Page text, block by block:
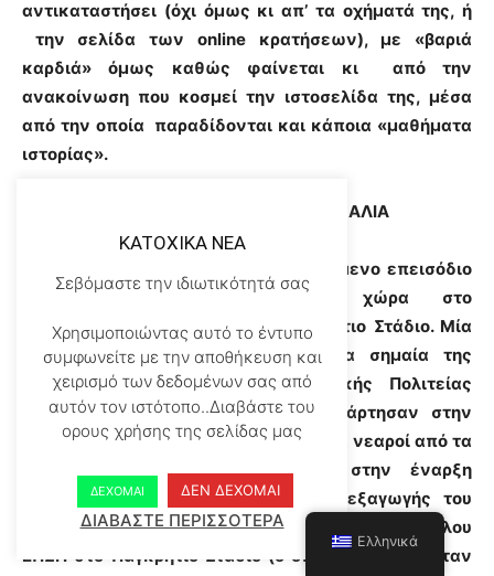
αντικαταστήσει (όχι όμως κι απ’ τα οχήματά της, ή
την σελίδα των online κρατήσεων), με «βαριά
καρδιά» όμως καθώς φαίνεται κι από την
ανακοίνωση που κοσμεί την ιστοσελίδα της, μέσα
από την οποία παραδίδονται και κάποια «μαθήματα
ιστορίας».
ΠΑΓΚΡΗΤΙΟ ΣΤΑΔΙΟ – ΝΕΑΡΟΙ ΑΠΟ ΤΑ ΜΑΛΙΑ
Το επόμενο επεισόδιο
έλαβε χώρα στο
Παγκρήτιο Στάδιο. Μία
τεράστια σημαία της
Κρητικής Πολιτείας
που ανάρτησαν στην
κερκίδα νεαροί από τα
Μάλια στην έναρξη
της διεξαγωγής του
τελικού Κυπέλλου
ΕΠΣΗ στο Παγκρήτιο Στάδιο (ο οποίος μεταδιδόταν
KATOXIKA NEA
Σεβόμαστε την ιδιωτικότητά σας
Χρησιμοποιώντας αυτό το έντυπο
συμφωνείτε με την αποθήκευση και
χειρισμό των δεδομένων σας από
αυτόν τον ιστότοπο..Διαβάστε του
ορους χρήσης της σελίδας μας
ΔΕΧΟΜΑΙ ΔΕΝ ΔΕΧΟΜΑΙ
ΔΙΑΒΑΣΤΕ ΠΕΡΙΣΣΟΤΕΡΑ
Ελληνικά